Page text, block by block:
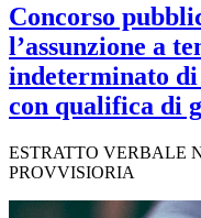
Concorso
l’assunzione a
indeterminato
con qualifica di
ESTRATTO VERBALE
PROVVISIORIA